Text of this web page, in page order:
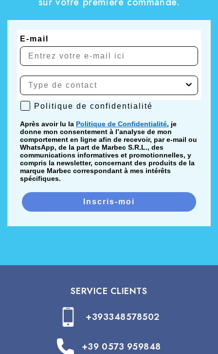
E-mail
Politique de confidentialité
Politique de confidentialité
Après avoir lu la Politique de Confidentialité, je
donne mon consentement à l’analyse de mon
comportement en ligne afin de recevoir, par e-mail ou
WhatsApp, de la part de Marbec S.R.L., des
communications informatives et promotionnelles, y
compris la newsletter, concernant des produits de la
marque Marbec correspondant à mes intérêts
spécifiques.
Inscris-moi
SERVICE CLIENTS
+393348578502
+39 0573 959848